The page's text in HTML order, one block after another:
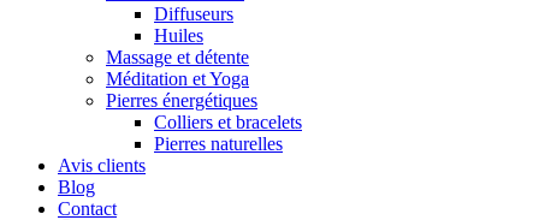
Diffuseurs
Huiles
Massage et détente
Méditation et Yoga
Pierres énergétiques
Colliers et bracelets
Pierres naturelles
Avis clients
Blog
Contact